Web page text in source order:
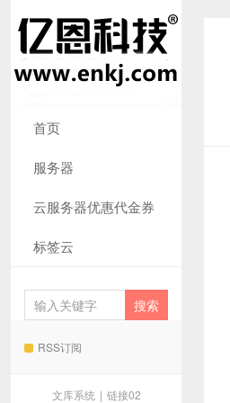
首页
服务器
云服务器优惠代金券
标签云
RSS订阅
文库系统 | 链接02